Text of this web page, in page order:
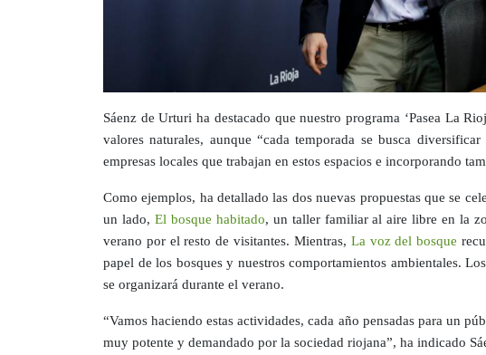
Sáenz de Urturi ha destacado que nuestro programa ‘Pasea La
valores naturales, aunque “cada temporada se busca
empresas locales que trabajan en estos espacios e incorporando
Como ejemplos, ha detallado las dos nuevas propuestas que se
un lado, El bosque habitado, un taller familiar al aire libre en la
verano por el resto de visitantes. Mientras, La voz del bosque
papel de los bosques y nuestros comportamientos ambientales.
se organizará durante el verano.
“Vamos haciendo estas actividades, cada año pensadas para un
muy potente y demandado por la sociedad riojana”, ha indicado